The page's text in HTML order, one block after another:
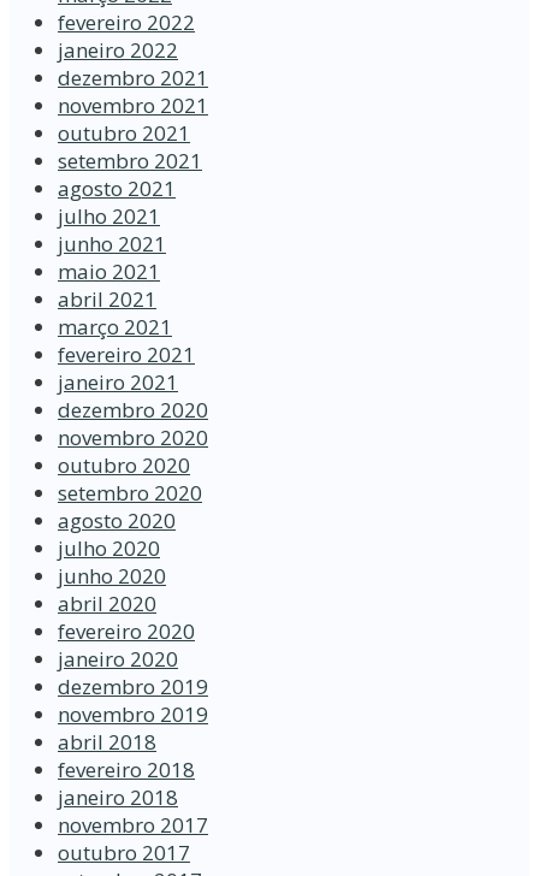
fevereiro 2022
janeiro 2022
dezembro 2021
novembro 2021
outubro 2021
setembro 2021
agosto 2021
julho 2021
junho 2021
maio 2021
abril 2021
março 2021
fevereiro 2021
janeiro 2021
dezembro 2020
novembro 2020
outubro 2020
setembro 2020
agosto 2020
julho 2020
junho 2020
abril 2020
fevereiro 2020
janeiro 2020
dezembro 2019
novembro 2019
abril 2018
fevereiro 2018
janeiro 2018
novembro 2017
outubro 2017